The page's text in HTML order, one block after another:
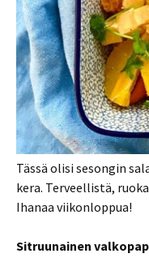
Tässä olisi sesongin
kera. Terveellistä,
Ihanaa viikonloppua!
Sitruunainen